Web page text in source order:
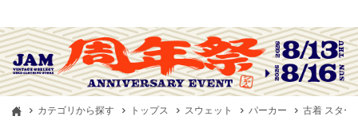
カテゴリから探す トップス スウェット パーカー
古着 スター